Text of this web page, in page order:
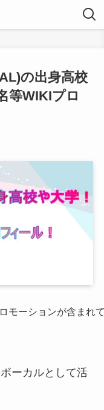
の出身高校
等WIKIプロ
モーションが含まれ
ーカルとして活